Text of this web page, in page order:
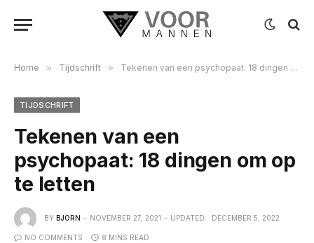
Home » Tijdschrift » Tekenen van een psychopaat: 18 dingen om op te letten
TIJDSCHRIFT
Tekenen van een
psychopaat: 18 dingen om op
te letten
BY BJORN NOVEMBER 27, 2021 UPDATED: DECEMBER 5, 2022
NO COMMENTS 8 MINS READ